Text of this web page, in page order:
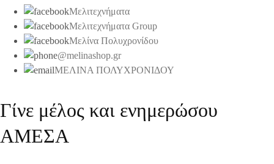
Μελιτεχνήματα
Μελιτεχνήματα Group
Μελίνα Πολυχρονίδου
@melinashop.gr
ΜΕΛΙΝΑ ΠΟΛΥΧΡΟΝΙΔΟΥ
Γίνε μέλος και ενημερώσου
ΑΜΕΣΑ